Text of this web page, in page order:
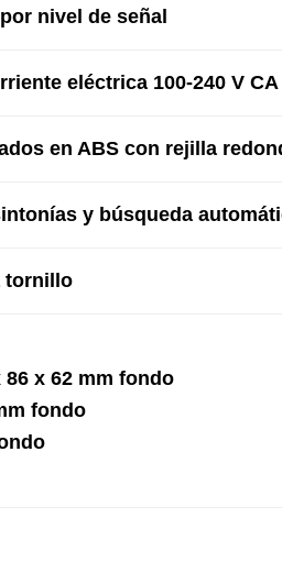
nivel de señal
eléctrica 100-240 V CA
en ABS con rejilla
y búsqueda
tornillo
x 62 mm fondo
fondo